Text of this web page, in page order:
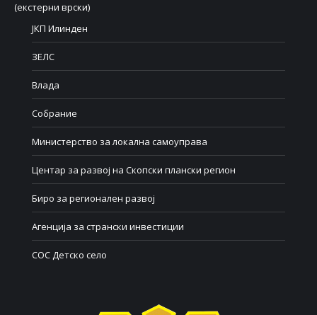
(екстерни врски)
ЈКП Илинден
ЗЕЛС
Влада
Собрание
Министерство за локална самоуправа
Центар за развој на Скопски плански регион
Биро за регионален развој
Агенција за странски инвестиции
СОС Детско село